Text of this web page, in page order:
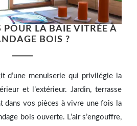
POUR LA BAIE VITRÉE À
BOIS ?
d’une menuiserie qui privilégie la
et l’extérieur. Jardin, terrasse
dans vos pièces à vivre une fois la
bois ouverte. L’air s’engouffre,